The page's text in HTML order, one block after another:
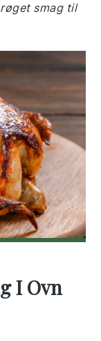
smag til
I Ovn